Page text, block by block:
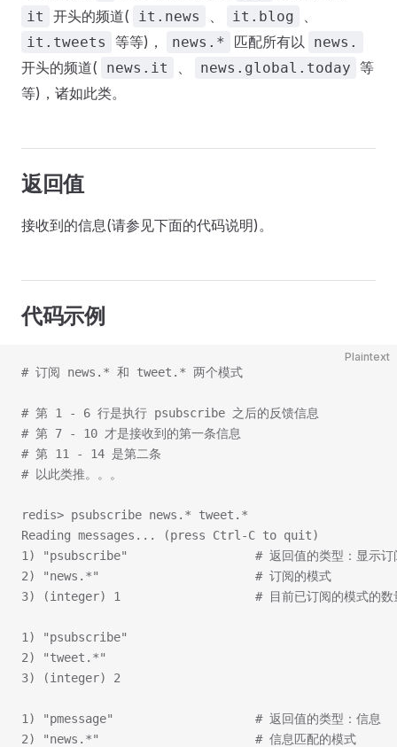
it 开头的频道( it.news 、 it.blog 、
it.tweets 等等)， news.* 匹配所有以 news.
开头的频道( news.it 、 news.global.today 等
等)，诸如此类。
返回值
接收到的信息(请参见下面的代码说明)。
代码示例
Plaintext
# 订阅 news.* 和 tweet.* 两个模式
# 第 1 - 6 行是执行 psubscribe 之后的反馈信息
# 第 7 - 10 才是接收到的第一条信息
# 第 11 - 14 是第二条
# 以此类推。。。
redis> psubscribe news.* tweet.*
Reading messages... (press Ctrl-C to quit)
1) "psubscribe"                  # 返回值的类型：显示订
2) "news.*"                      # 订阅的模式
3) (integer) 1                   # 目前已订阅的模式的数
1) "psubscribe"
2) "tweet.*"
3) (integer) 2
1) "pmessage"                    # 返回值的类型：信息
2) "news.*"                      # 信息匹配的模式